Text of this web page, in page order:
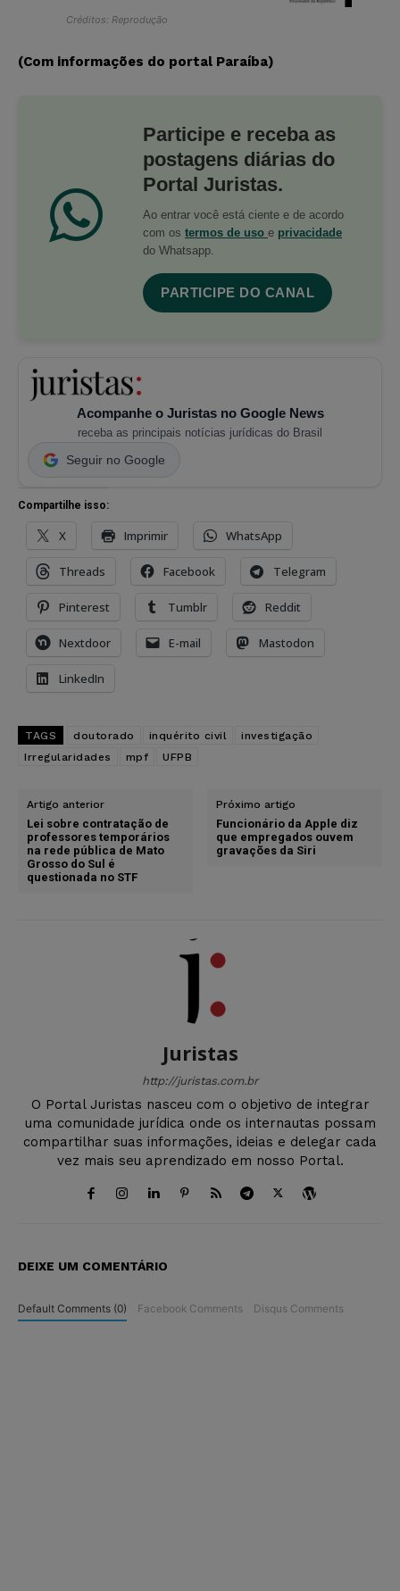
Créditos: Reprodução
(Com informações do portal Paraíba)
Participe e receba as
postagens diárias do
Portal Juristas.
Ao entrar você está ciente e de acordo
com os termos de uso e privacidade
do Whatsapp.
PARTICIPE DO CANAL
Acompanhe o Juristas no Google News
receba as principais notícias jurídicas do Brasil
Seguir no Google
Compartilhe isso:
X Imprimir WhatsApp
Threads Facebook Telegram
Pinterest Tumblr Reddit
Nextdoor E-mail Mastodon
LinkedIn
TAGS doutorado inquérito civil
investigação
Irregularidades
mpf UFPB
Artigo anterior
Lei sobre contratação de
professores temporários
na rede pública de Mato
Grosso do Sul é
questionada no STF
Próximo artigo
Funcionário da Apple diz
que empregados ouvem
gravações da Siri
Juristas
http://juristas.com.br
O Portal Juristas nasceu com o objetivo de integrar
uma comunidade jurídica onde os internautas possam
compartilhar suas informações, ideias e delegar cada
vez mais seu aprendizado em nosso Portal.
DEIXE UM COMENTÁRIO
Default Comments (0) Facebook Comments Disqus Comments